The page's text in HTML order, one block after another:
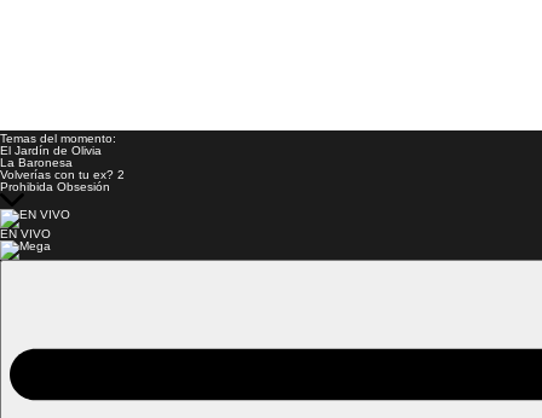
Temas del momento:
El Jardín de Olivia
La Baronesa
Volverías con tu ex? 2
Prohibida Obsesión
EN VIVO